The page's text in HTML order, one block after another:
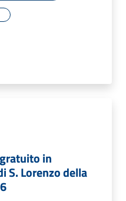
in
S. Lorenzo della